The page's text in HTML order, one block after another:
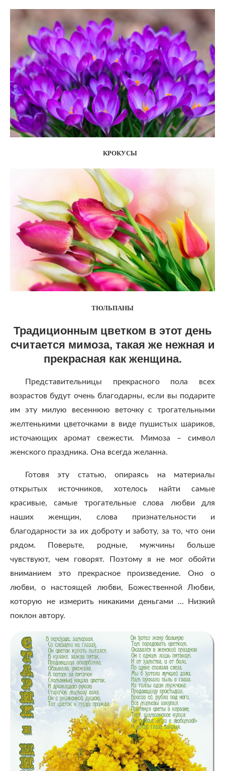
КРОКУСЫ
ТЮЛЬПАНЫ
Традиционным цветком в этот день
считается мимоза, такая же нежная и
прекрасная как женщина.
Представительницы прекрасного пола всех
возрастов будут очень благодарны, если вы подарите
им эту милую весеннюю веточку с трогательными
желтенькими цветочками в виде пушистых шариков,
источающих аромат свежести. Мимоза – символ
женского праздника. Она всегда желанна.
Готовя эту статью, опираясь на материалы
открытых источников, хотелось найти самые
красивые, самые трогательные слова любви для
наших женщин, слова признательности и
благодарности за их доброту и заботу, за то, что они
рядом. Поверьте, родные, мужчины больше
чувствуют, чем говорят. Поэтому я не мог обойти
вниманием это прекрасное произведение. Оно о
любви, о настоящей любви, Божественной Любви,
которую не измерить никакими деньгами … Низкий
поклон автору.